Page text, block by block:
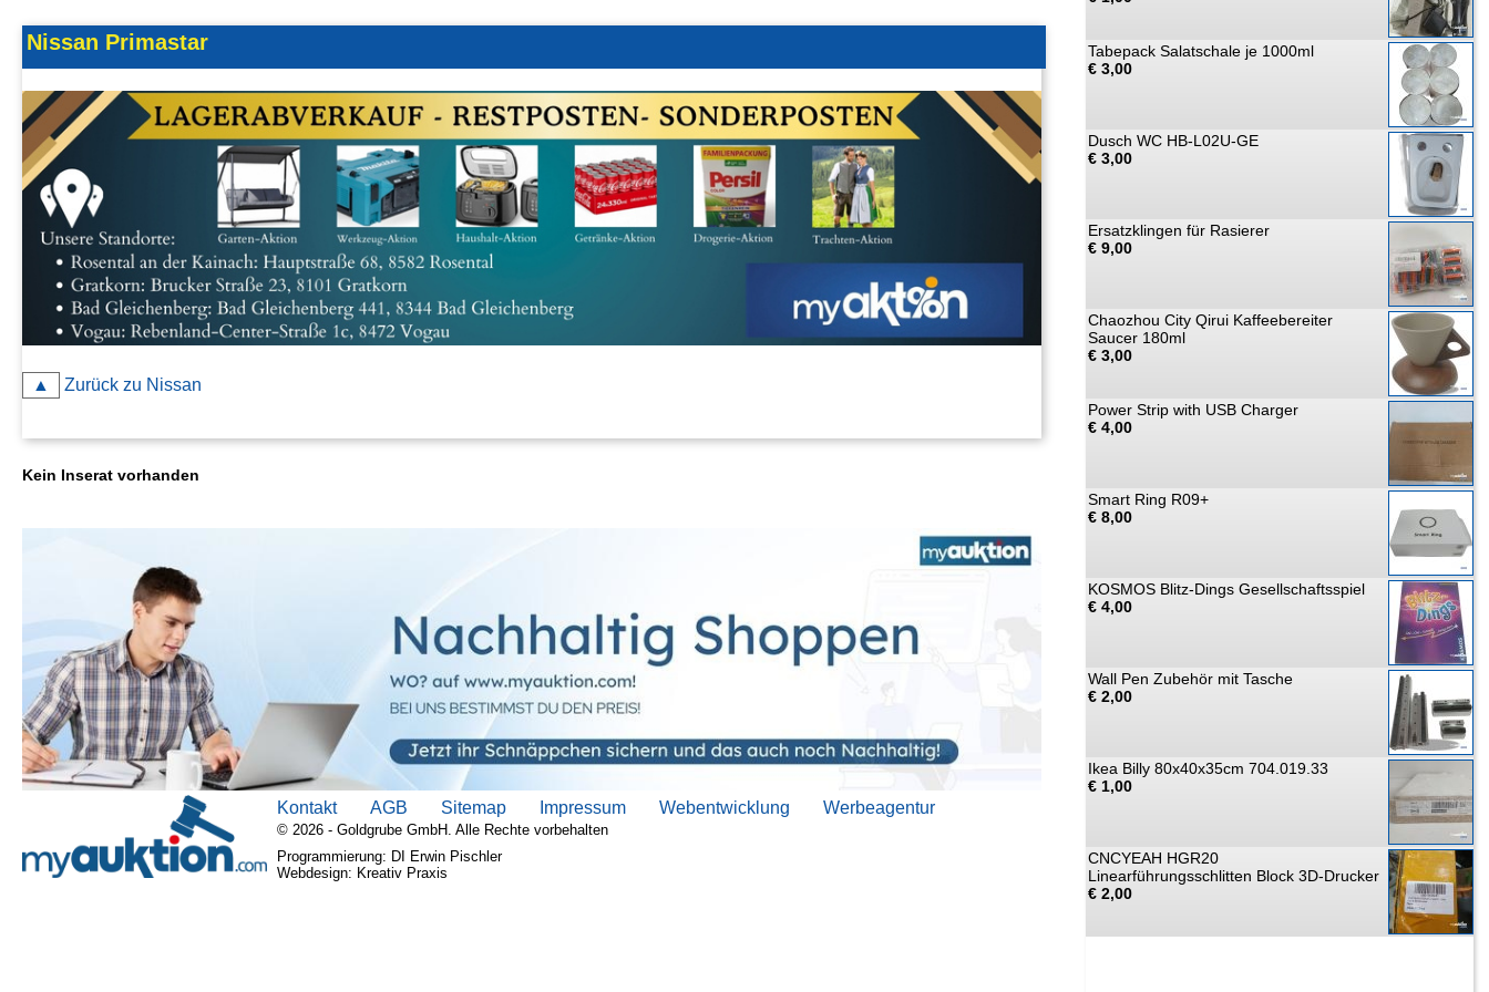
AGB, Nutzungsbedingungen
Impressum
Tabepack Salatschale je 1000ml
€ 3,00
Dusch WC HB-L02U-GE
€ 3,00
Ersatzklingen für Rasierer
€ 9,00
Chaozhou City Qirui Kaffeebereiter
Saucer 180ml
€ 3,00
Power Strip with USB Charger
€ 4,00
Smart Ring R09+
€ 8,00
KOSMOS Blitz-Dings Gesellschaftsspiel
€ 4,00
Wall Pen Zubehör mit Tasche
€ 2,00
Ikea Billy 80x40x35cm 704.019.33
€ 1,00
CNCYEAH HGR20
Linearführungsschlitten Block 3D-Drucker
€ 2,00
Nissan Primastar
▲ Zurück zu Nissan
Kein Inserat vorhanden
Kontakt AGB Sitemap Impressum Webentwicklung Werbeagentur
© 2026 - Goldgrube GmbH. Alle Rechte vorbehalten
Programmierung: DI Erwin Pischler
Webdesign: Kreativ Praxis